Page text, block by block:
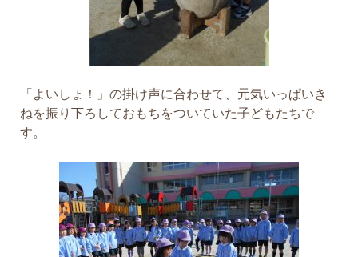
「よいしょ！」の掛け声に合わせて、元気いっぱいき
ねを振り下ろしておもちをついていた子どもたちで
す。